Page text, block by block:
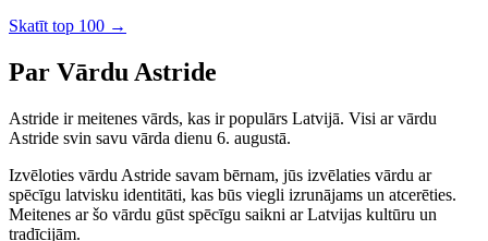
Skatīt top 100 →
Par Vārdu Astride
Astride irmeitenes vārds, kas ir populārs Latvijā. Visi ar vārdu
Astride svin savu vārda dienu 6. augustā.
Izvēloties vārdu Astride savam bērnam, jūs izvēlaties vārdu ar
spēcīgu latvisku identitāti, kas būs viegli izrunājams un atcerēties.
Meitenes ar šo vārdu gūst spēcīgu saikni ar Latvijas kultūru un
tradīcijām.